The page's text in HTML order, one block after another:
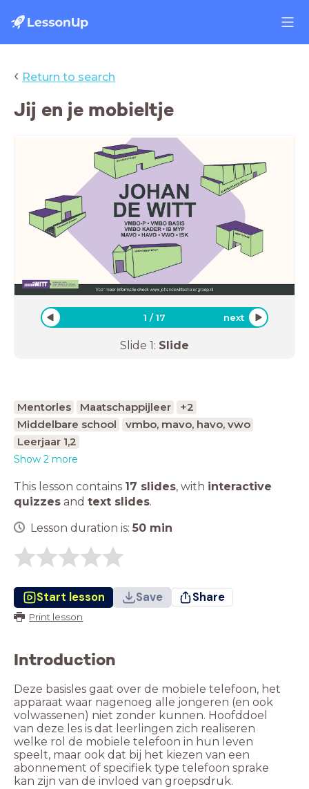
‹ Return to search
Jij en je mobieltje
1 /17 next
Slide 1: Slide
Mentorles Maatschappijleer
+2
Middelbare school
vmbo, mavo, havo, vwo
Leerjaar 1,2
Show 2 more
This lesson contains 17 slides, with interactive
quizzes and text slides.
Lesson duration is: 50 min
Start lesson Save Share
Print lesson
Introduction
Deze basisles gaat over de mobiele telefoon, het
apparaat waar nagenoeg alle jongeren (en ook
volwassenen) niet zonder kunnen. Hoofddoel
van deze les is dat leerlingen zich realiseren
welke rol de mobiele telefoon in hun leven
speelt, maar ook dat bij het kiezen van een
abonnement of specifiek type telefoon sprake
kan zijn van de invloed van groepsdruk.